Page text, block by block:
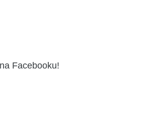
Facebooku!